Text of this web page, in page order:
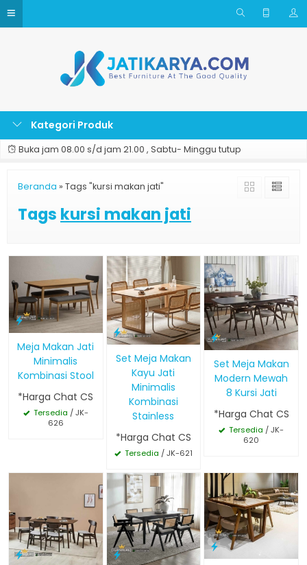
Kategori Produk
Buka jam 08.00 s/d jam 21.00 , Sabtu- Minggu tutup
Beranda » Tags "kursi makan jati"
Tags kursi makan jati
Meja Makan Jati
Minimalis
Kombinasi Stool
*Harga Chat CS
Tersedia / JK-
626
Set Meja Makan
Kayu Jati
Minimalis
Kombinasi
Stainless
*Harga Chat CS
Tersedia / JK-621
Set Meja Makan
Modern Mewah
8 Kursi Jati
*Harga Chat CS
Tersedia / JK-
620